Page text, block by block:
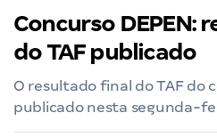
Concurso DEPEN:
do TAF publicado
O resultado final do TAF do
publicado nesta segunda-